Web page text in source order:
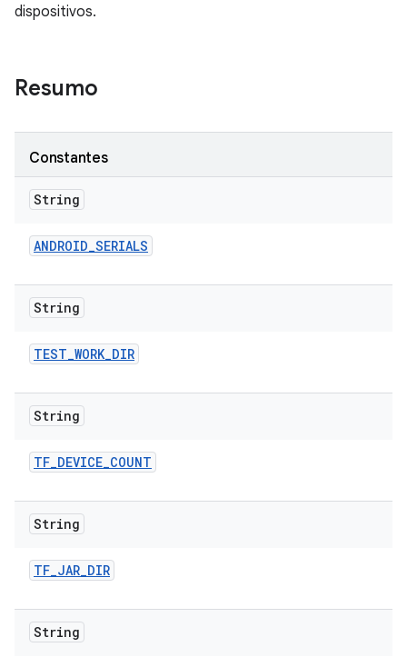
dispositivos.
Resumo
Constantes
String
ANDROID_SERIALS
String
TEST_WORK_DIR
String
TF_DEVICE_COUNT
String
TF_JAR_DIR
String